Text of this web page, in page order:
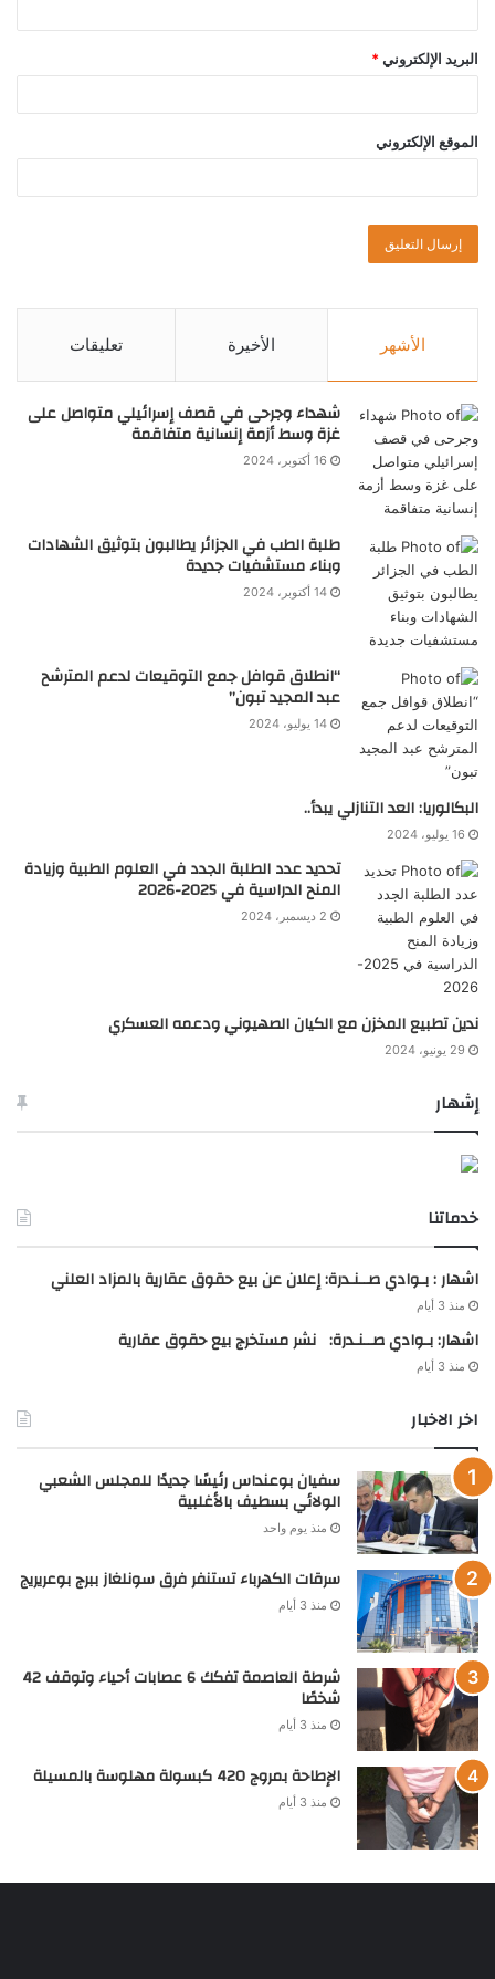
البريد الإلكتروني *
الموقع الإلكتروني
الأشهر الأخيرة تعليقات
شهداء وجرحى في قصف إسرائيلي متواصل على
غزة وسط أزمة إنسانية متفاقمة
16 أكتوبر، 2024
طلبة الطب في الجزائر يطالبون بتوثيق الشهادات
وبناء مستشفيات جديدة
14 أكتوبر، 2024
“انطلاق قوافل جمع التوقيعات لدعم المترشح
عبد المجيد تبون”
14 يوليو، 2024
البكالوريا: العد التنازلي يبدأ..
16 يوليو، 2024
تحديد عدد الطلبة الجدد في العلوم الطبية وزيادة
المنح الدراسية في 2025-2026
2 ديسمبر، 2024
ندين تطبيع المخزن مع الكيان الصهيوني ودعمه العسكري
29 يونيو، 2024
إشهار
خدماتنا
اشهار : بـوادي صــنـدرة: إعلان عن بيع حقوق عقارية بالمزاد العلني
منذ 3 أيام
اشهار: بـوادي صــنـدرة: نشر مستخرج بيع حقوق عقارية
منذ 3 أيام
اخر الاخبار
سفيان بوعنداس رئيسًا جديدًا للمجلس الشعبي
الولائي بسطيف بالأغلبية
منذ يوم واحد
سرقات الكهرباء تستنفر فرق سونلغاز ببرج بوعريريج
منذ 3 أيام
شرطة العاصمة تفكك 6 عصابات أحياء وتوقف 42
شخصًا
منذ 3 أيام
الإطاحة بمروج 420 كبسولة مهلوسة بالمسيلة
منذ 3 أيام